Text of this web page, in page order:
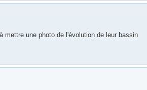
une photo de l'évolution de leur bassin